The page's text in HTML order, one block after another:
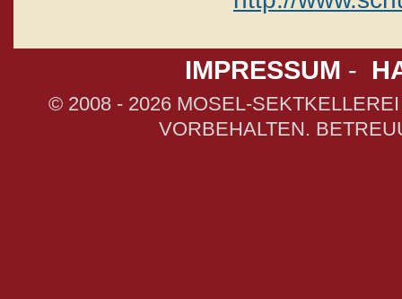
IMPRESSUM -
© 2008 - 2026 MOSEL-
VORBEHALTEN.